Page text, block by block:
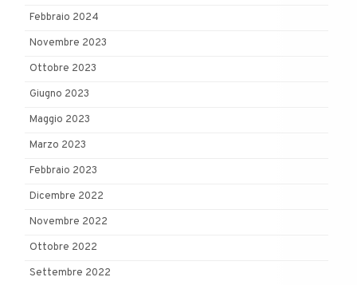
Febbraio 2024
Novembre 2023
Ottobre 2023
Giugno 2023
Maggio 2023
Marzo 2023
Febbraio 2023
Dicembre 2022
Novembre 2022
Ottobre 2022
Settembre 2022